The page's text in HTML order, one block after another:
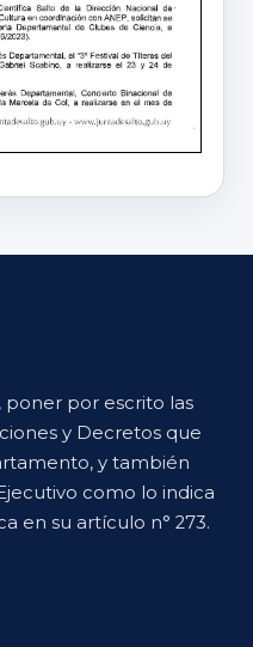
poner por escrito las
y Decretos que
y también
como lo indica
en su artículo n° 273.